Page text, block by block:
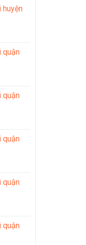
quận
quận
quận
quận
quận